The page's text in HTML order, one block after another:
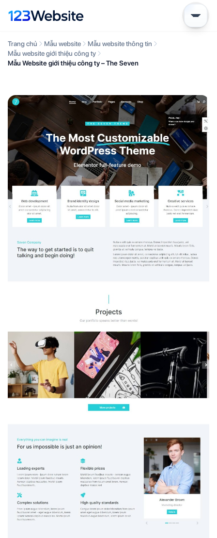
Trang chủ Mẫu website
Mẫu website thông tin
Mẫu website giới thiệu công ty
Mẫu Website giới thiệu công ty – The Seven